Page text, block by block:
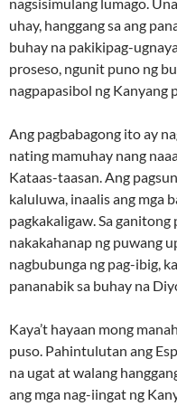
uhay, hanggang sa ang
buhay na pakikipag-
proseso, ngunit puno ng
nagpapasibol ng Kanyang
Ang pagbabagong ito ay
nating mamuhay nang
Kataas-taasan. Ang
kaluluwa, inaalis ang mga
pagkakaligaw. Sa
nakakahanap ng puwang
nagbubunga ng pag-ibig,
pananabik sa buhay na
Kaya’t hayaan mong
puso. Pahintulutan ang
na ugat at walang
ang mga nag-iingat ng